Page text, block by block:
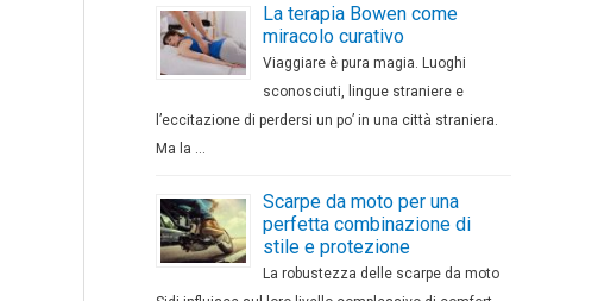
La terapia Bowen come
miracolo curativo
Viaggiare è pura magia. Luoghi
sconosciuti, lingue straniere e
l’eccitazione di perdersi un po’ in una città straniera.
Ma la …
Scarpe da moto per una
perfetta combinazione di
stile e protezione
La robustezza delle scarpe da moto